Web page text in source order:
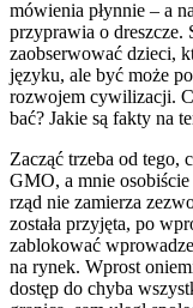
mówienia płynnie – a
przyprawia o dreszcze.
zaobserwować dzieci,
języku, ale być może
rozwojem cywilizacji.
bać? Jakie są fakty na
Zacząć trzeba od tego,
GMO, a mnie
rząd nie zamierza
została przyjęta, po
zablokować
na rynek. Wprost
dostęp do chyba